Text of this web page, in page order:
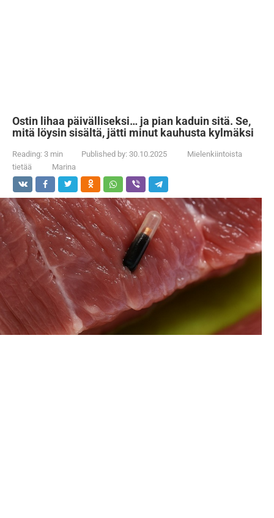
Ostin lihaa päivälliseksi… ja pian kaduin sitä. Se,
mitä löysin sisältä, jätti minut kauhusta kylmäksi
Reading: 3 min Published by: 30.10.2025
Mielenkiintoista
tietää
Marina